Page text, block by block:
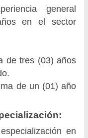
general
en el sector
de tres (03) años
de un (01) año
en